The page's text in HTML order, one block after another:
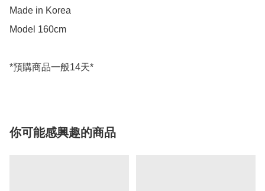
Made in Korea
Model 160cm
你可能感興趣的商品